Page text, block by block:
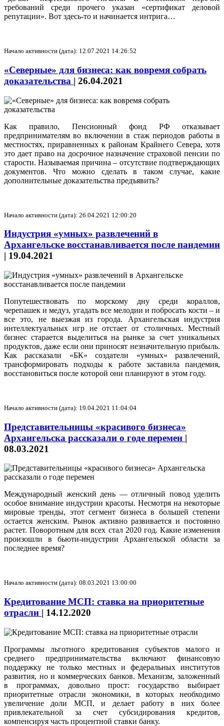
требований среди прочего указан «сертификат деловой
репутации». Вот здесь-то и начинается интрига…
Начало активности (дата): 12.07.2021 14:26:52
«Северные» для бизнеса: как вовремя собрать
доказательства | 26.04.2021
Как правило, Пенсионный фонд РФ отказывает
предпринимателям во включении в стаж периодов работы в
местностях, приравненных к районам Крайнего Севера, хотя
это дает право на досрочное назначение страховой пенсии по
старости. Называемая причина – отсутствие подтверждающих
документов. Что можно сделать в таком случае, какие
дополнительные доказательства предъявить?
Начало активности (дата): 26.04.2021 12:00:20
Индустрия «умных» развлечений в
Архангельске восстанавливается после пандемии
| 19.04.2021
Попутешествовать по морскому дну среди кораллов,
черепашек и медуз, угадать все мелодии и побросать кости – и
все это, не выезжая из города. Архангельская индустрия
интеллектуальных игр не отстает от столичных. Местный
бизнес старается выделиться на рынке за счет уникальных
продуктов, даже если они приносят незначительную прибыль.
Как рассказали «БК» создатели «умных» развлечений,
трансформировать подходы к работе заставила пандемия,
восстановиться после которой они планируют в этом году.
Начало активности (дата): 19.04.2021 11:04:04
Представительницы «красивого бизнеса»
Архангельска рассказали о годе перемен |
08.03.2021
Международный женский день — отличный повод уделить
особое внимание индустрии красоты. Несмотря на некоторые
мировые тренды, этот сегмент бизнеса в большей степени
остается женским. Рынок активно развивается и постоянно
растет. Поворотным для всех стал 2020 год. Какие изменения
произошли в бьюти-индустрии Архангельской области за
последнее время?
Начало активности (дата): 08.03.2021 13:00:00
Кредитование МСП: ставка на приоритетные
отрасли | 14.12.2020
Программы льготного кредитования субъектов малого и
среднего предпринимательства включают финансовую
поддержку не только местных и федеральных институтов
развития, но и коммерческих банков. Механизм, заложенный
в программах, довольно прост: государство выбирает
приоритетные отрасли экономики, в которых необходимо
увеличение доли МСП, и делает работу в них более
привлекательной за счет субсидирования кредитов,
компенсируя часть процентной ставки банку.